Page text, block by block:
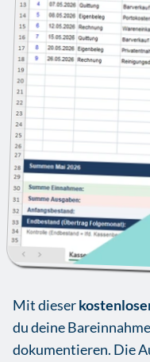
Mit dieser
du deine
dokumentieren. Die